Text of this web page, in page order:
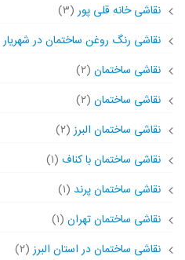
نقاشی خانه قلی پور(۳)
نقاشی رنگ روغن ساختمان در شهریار
نقاشی ساختمان (۲)
نقاشی ساختمان (۲)
نقاشی ساختمان البرز(۲)
نقاشی ساختمان با کناف (۱)
نقاشی ساختمان پرند (۱)
نقاشی ساختمان تهران (۱)
نقاشی ساختمان در استان البرز(۲)